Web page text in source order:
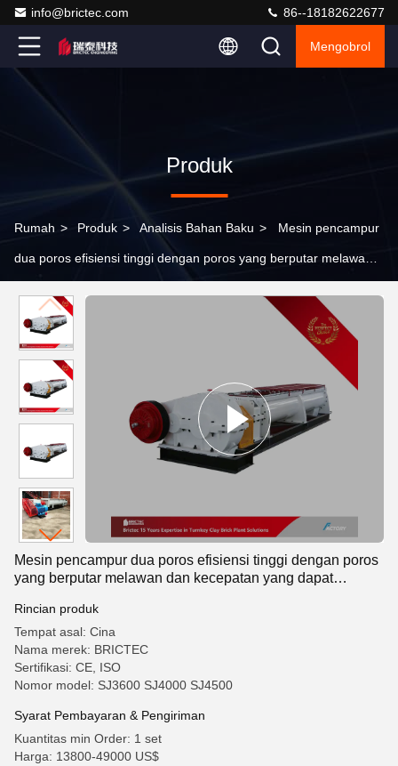
info@brictec.com 86--18182622677
Mengobrol
Produk
Rumah > Produk > Analisis Bahan Baku > Mesin pencampur
dua poros efisiensi tinggi dengan poros yang berputar melawan
Mesin pencampur dua poros efisiensi tinggi dengan poros
yang berputar melawan dan kecepatan yang dapat
Rincian produk
Tempat asal: Cina
Nama merek: BRICTEC
Sertifikasi: CE, ISO
Nomor model: SJ3600 SJ4000 SJ4500
Syarat Pembayaran & Pengiriman
Kuantitas min Order: 1 set
Harga: 13800-49000 US$